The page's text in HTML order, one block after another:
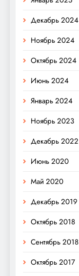
Декабрь 2024
Ноябрь 2024
Октябрь 2024
Июнь 2024
Январь 2024
Ноябрь 2023
Декабрь 2022
Июнь 2020
Май 2020
Декабрь 2019
Октябрь 2018
Сентябрь 2018
Октябрь 2017